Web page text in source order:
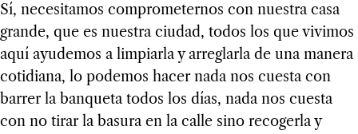
Sí, necesitamos comprometernos con nuestra casa
grande, que es nuestra ciudad, todos los que vivimos
aquí ayudemos a limpiarla y arreglarla de una manera
cotidiana, lo podemos hacer nada nos cuesta con
barrer la banqueta todos los días, nada nos cuesta
con no tirar la basura en la calle sino recogerla y